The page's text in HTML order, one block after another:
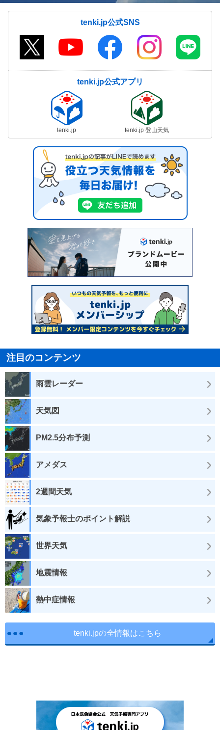
tenki.jp公式SNS
tenki.jp公式アプリ
tenki.jp tenki.jp 登山天気
注目のコンテンツ
雨雲レーダー
天気図
PM2.5分布予測
アメダス
2週間天気
気象予報士のポイント解説
世界天気
地震情報
熱中症情報
tenki.jpの全情報はこちら